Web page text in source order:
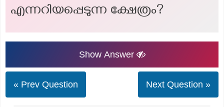
എന്നറിയപ്പെടുന്ന ക്ഷേത്രം?
Show Answer
« Prev Question Next Question »